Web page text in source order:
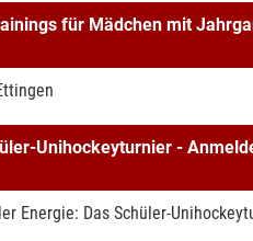
für Mädchen mit
Unihockeyturnier -
Energie: Das Schüler-